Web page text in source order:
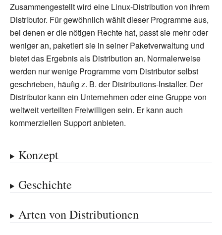
Zusammengestellt wird eine Linux-Distribution von ihrem
Distributor. Für gewöhnlich wählt dieser Programme aus,
bei denen er die nötigen Rechte hat, passt sie mehr oder
weniger an, paketiert sie in seiner Paketverwaltung und
bietet das Ergebnis als Distribution an. Normalerweise
werden nur wenige Programme vom Distributor selbst
geschrieben, häufig z. B. der Distributions-Installer. Der
Distributor kann ein Unternehmen oder eine Gruppe von
weltweit verteilten Freiwilligen sein. Er kann auch
kommerziellen Support anbieten.
Konzept
Geschichte
Arten von Distributionen